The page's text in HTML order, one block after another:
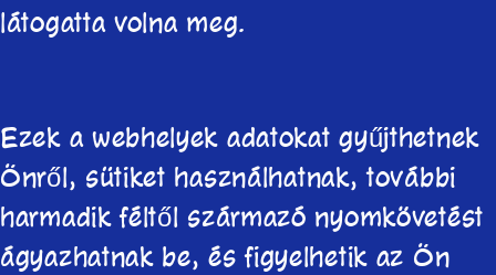
látogatta volna meg.
Ezek a webhelyek adatokat gyűjthetnek
Önről, sütiket használhatnak, további
harmadik féltől származó nyomkövetést
ágyazhatnak be, és figyelhetik az Ön